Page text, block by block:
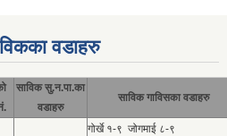
वडाहरु
साविक सु.न.पा.का
वडाहरु
साविक गाविसका वडाहरु
गोर्खे १-९ जोगमाई ८-९